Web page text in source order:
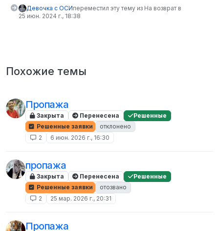
Девочка с ОСИпереместил эту тему из На возврат в
25 июн. 2024 г., 18:38
Похожие темы
Пропажа
Закрыта Перенесена
Решенные
Решенные заявки
отклонено
2
6 июн. 2026 г., 16:30
пропажа
Закрыта Перенесена
Решенные
Решенные заявки
отозвано
2
25 мар. 2026 г., 20:31
Пропажа